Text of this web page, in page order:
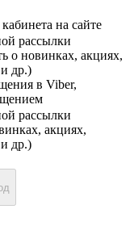
на сайте
рассылки
о новинках, акциях,
др.)
в Viber,
рассылки
акциях,
др.)